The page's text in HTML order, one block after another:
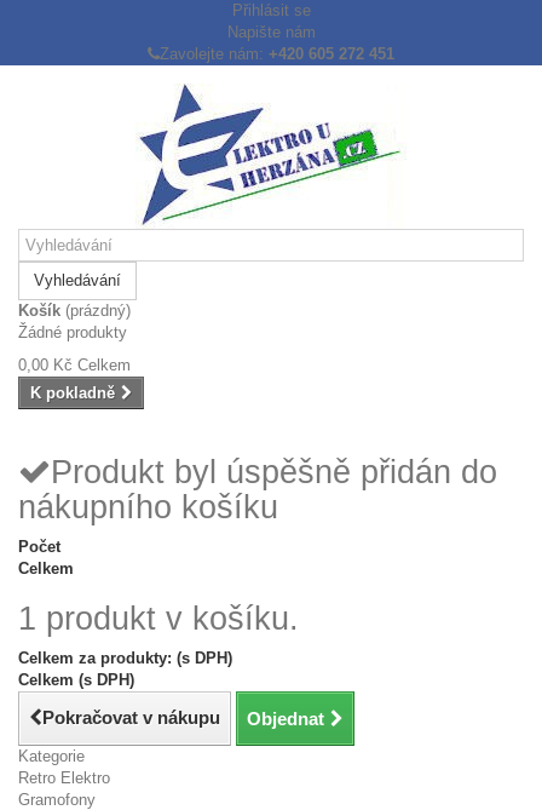
Přihlásit se
Napište nám
Zavolejte nám: +420 605 272 451
Vyhledávání
Košík (prázdný)
Žádné produkty
0,00 Kč Celkem
K pokladně
Produkt byl úspěšně přidán do
nákupního košíku
Počet
Celkem
1 produkt v košíku.
Celkem za produkty: (s DPH)
Celkem (s DPH)
Pokračovat v nákupu Objednat
Kategorie
Retro Elektro
Gramofony